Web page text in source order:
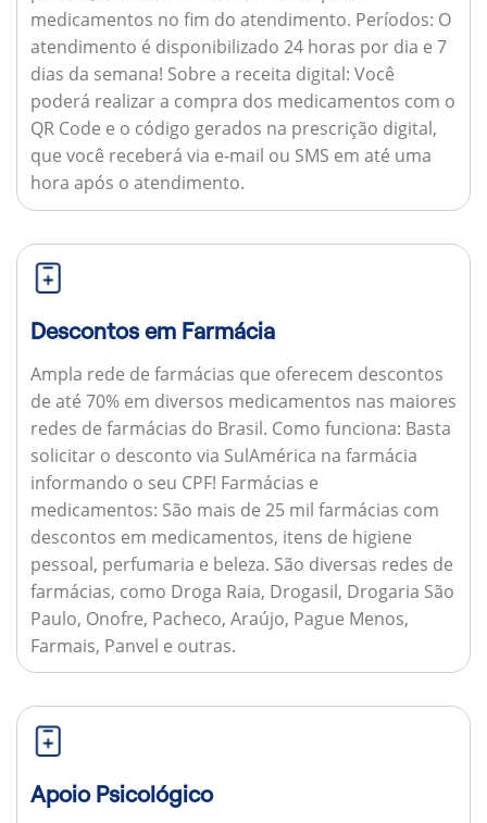
medicamentos no fim do atendimento. Períodos: O
atendimento é disponibilizado 24 horas por dia e 7
dias da semana! Sobre a receita digital: Você
poderá realizar a compra dos medicamentos com o
QR Code e o código gerados na prescrição digital,
que você receberá via e-mail ou SMS em até uma
hora após o atendimento.
Descontos em Farmácia
Ampla rede de farmácias que oferecem descontos
de até 70% em diversos medicamentos nas maiores
redes de farmácias do Brasil. Como funciona: Basta
solicitar o desconto via SulAmérica na farmácia
informando o seu CPF! Farmácias e
medicamentos: São mais de 25 mil farmácias com
descontos em medicamentos, itens de higiene
pessoal, perfumaria e beleza. São diversas redes de
farmácias, como Droga Raia, Drogasil, Drogaria São
Paulo, Onofre, Pacheco, Araújo, Pague Menos,
Farmais, Panvel e outras.
Apoio Psicológico